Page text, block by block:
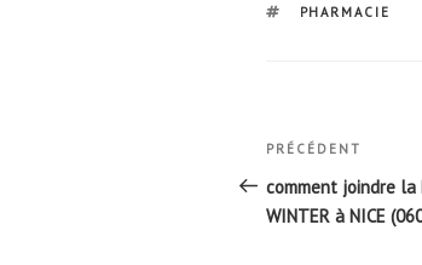
ÉTIQUETTES
PHARMACIE
Navigation
de
l’article
Article
précédent
PRÉCÉDENT
comment joindre la
WINTER à NICE